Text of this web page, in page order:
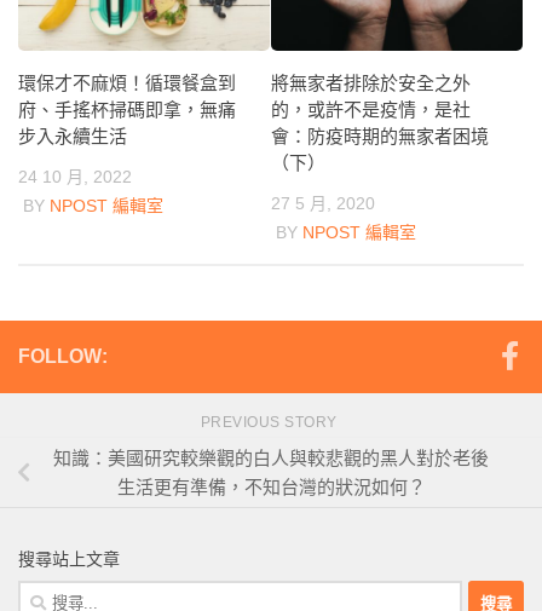
環保才不麻煩！循環餐盒到
府、手搖杯掃碼即拿，無痛
步入永續生活
24 10 月, 2022
BY NPOST 編輯室
將無家者排除於安全之外
的，或許不是疫情，是社
會：防疫時期的無家者困境
（下）
27 5 月, 2020
BY NPOST 編輯室
FOLLOW:
PREVIOUS STORY
知識：美國研究較樂觀的白人與較悲觀的黑人對於老後
生活更有準備，不知台灣的狀況如何？
搜尋站上文章
搜